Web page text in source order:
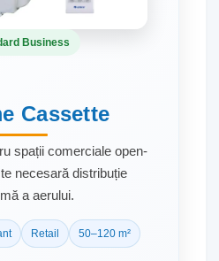
Business
Cassette
spații comerciale open-
necesară distribuție
a aerului.
Retail 50–120 m²